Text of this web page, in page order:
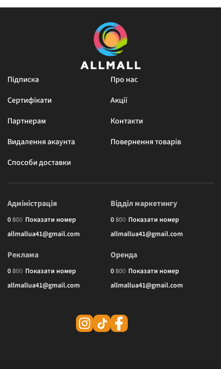
Підписка
Про нас
Сертифікати
Акції
Партнерам
Контакти
Видалення акаунта
Повернення товарів
Способи доставки
Адміністрація
0800 Показати номер
allmallua41@gmail.com
Відділ маркетингу
0800 Показати номер
allmallua41@gmail.com
Реклама
0800 Показати номер
allmallua41@gmail.com
Оренда
0800 Показати номер
allmallua41@gmail.com